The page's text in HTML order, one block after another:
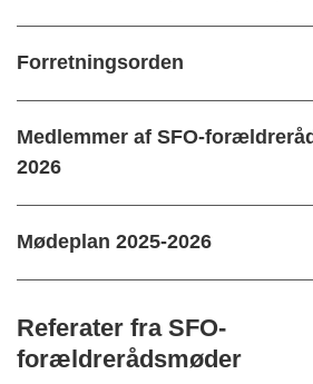
Forretningsorden
Medlemmer af SFO-
2026
Mødeplan 2025-2026
Referater fra SFO-
forældrerådsmøder